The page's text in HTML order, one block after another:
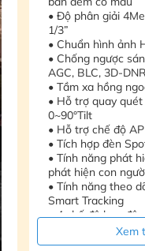
• Độ phân giải
1/3”
• Chuẩn hình ảnh
• Chống ngược
AGC, BLC, 3D-DNR
• Tầm xa hồng
• Hỗ trợ quay quét
0~90°Tilt
• Hỗ trợ chế độ
• Tích hợp đèn
• Tính năng phát
phát hiện con
• Tính năng theo
Smart Tracking
• 4 chế độ ban
đêm thông minh,
hồng ngoại, tầm
Xem